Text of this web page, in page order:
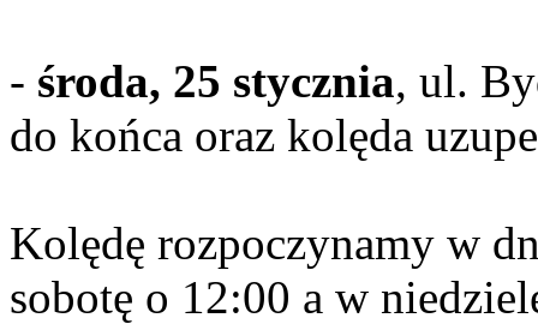
- środa, 25 stycznia, ul.
do końca oraz kolęda
Kolędę rozpoczynamy w
sobotę o 12:00 a w